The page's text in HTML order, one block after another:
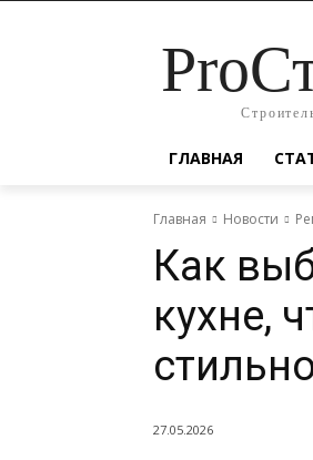
ГЛАВНАЯ
Главная Новости
Как
кухне,
27.05.2026